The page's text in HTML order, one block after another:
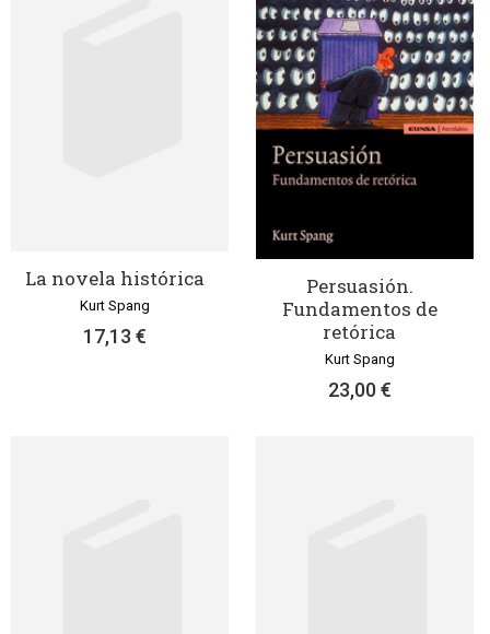
La novela histórica
Kurt Spang
17,13 €
Persuasión.
Fundamentos de
retórica
Kurt Spang
23,00 €